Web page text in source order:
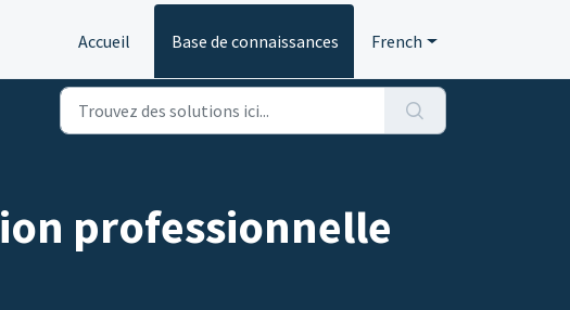
Accueil
Base de connaissances French
professionnelle